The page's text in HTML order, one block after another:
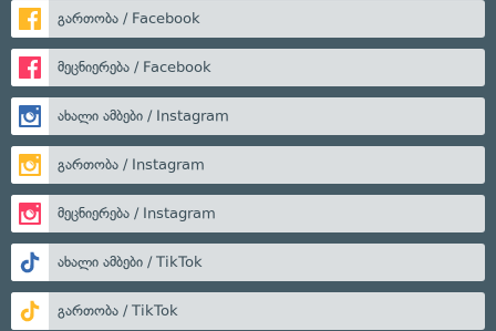
გართობა / Facebook
მეცნიერება / Facebook
ახალი ამბები / Instagram
გართობა / Instagram
მეცნიერება / Instagram
ახალი ამბები / TikTok
გართობა / TikTok